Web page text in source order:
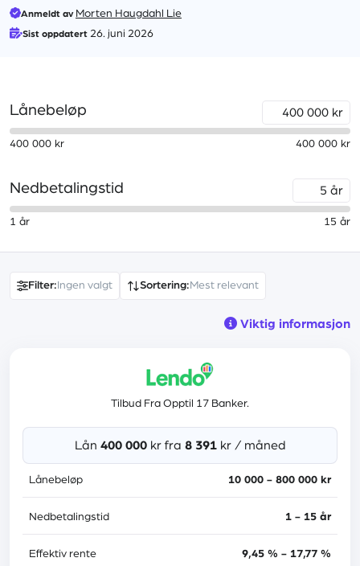
Anmeldt av Morten Haugdahl Lie
Sist oppdatert 26. juni 2026
Lånebeløp kr
400 000 kr 400 000 kr
Nedbetalingstid år
1 år 15 år
Filter: Ingen valgt Sortering: Mest relevant
Viktig informasjon
Tilbud Fra Opptil 17 Banker.
Lån 400 000 kr fra 8 391 kr / måned
Lånebeløp 10 000 - 800 000 kr
Nedbetalingstid 1 - 15 år
Effektiv rente 9,45 % - 17,77 %